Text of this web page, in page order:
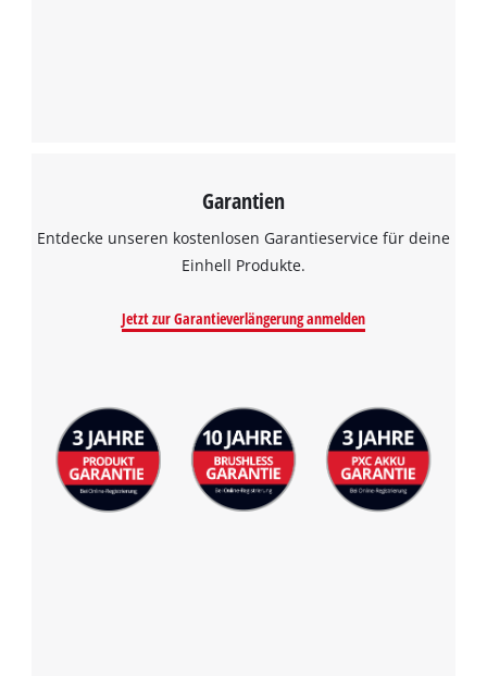
Garantien
Entdecke unseren kostenlosen Garantieservice für deine
Einhell Produkte.
Jetzt zur Garantieverlängerung anmelden